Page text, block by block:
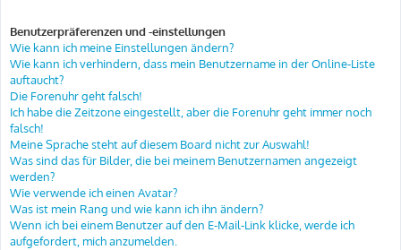
Benutzerpräferenzen und -einstellungen
Wie kann ich meine Einstellungen ändern?
Wie kann ich verhindern, dass mein Benutzername in der Online-Liste
auftaucht?
Die Forenuhr geht falsch!
Ich habe die Zeitzone eingestellt, aber die Forenuhr geht immer noch
falsch!
Meine Sprache steht auf diesem Board nicht zur Auswahl!
Was sind das für Bilder, die bei meinem Benutzernamen angezeigt
werden?
Wie verwende ich einen Avatar?
Was ist mein Rang und wie kann ich ihn ändern?
Wenn ich bei einem Benutzer auf den E-Mail-Link klicke, werde ich
aufgefordert, mich anzumelden.